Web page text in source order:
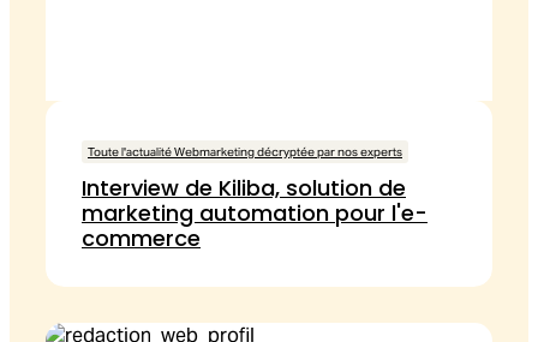
Toute l'actualité Webmarketing décryptée par nos experts
Interview de Kiliba, solution de
marketing automation pour l'e-
commerce